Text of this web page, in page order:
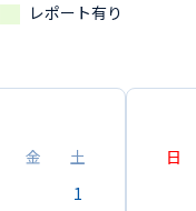
レポート有り
金
土
1
日